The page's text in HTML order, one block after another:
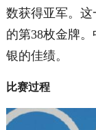
数获得亚军。
的第38枚金牌
银的佳绩。
比赛过程